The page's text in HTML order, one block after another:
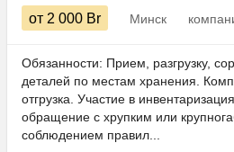
от 2 000 Br Минск
Обязанности: Прием, разгрузку,
деталей по местам хранения.
отгрузка. Участие в
обращение с хрупким или
соблюдением правил...